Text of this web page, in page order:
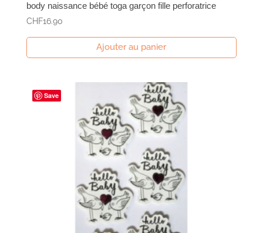
body naissance bébé toga garçon fille perforatrice
CHF16.90
Ajouter au panier
Save